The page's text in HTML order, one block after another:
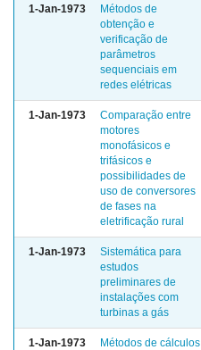
1-Jan-1973
Métodos de
obtenção e
verificação de
parâmetros
sequenciais em
redes elétricas
1-Jan-1973
Comparação entre
motores
monofásicos e
trifásicos e
possibilidades de
uso de conversores
de fases na
eletrificação rural
1-Jan-1973
Sistemática para
estudos
preliminares de
instalações com
turbinas a gás
1-Jan-1973
Métodos de cálculos